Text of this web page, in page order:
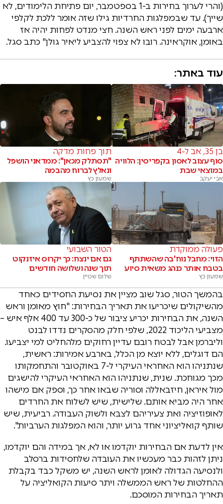
(והרי לערוך בחירות ב-1 בספטמבר, יום פתיחת הלימודים, לא
שייך). עד שבמפלגות החרדיות גילו שזה אומר ללכת לקלפי
ארבעה ימים לפני ראש השנה. חצי מנדט לפחות יהיה אז
באומן, אוקראינה. רובו לא צפוי להצביע ליאיר גולן" כתב סגל.
עוד באתר:
בן 35, אב ל-4
סוף עצוב לאסון בקפריסין: הלוויה
במוצאי שבת
אבי יעקב
תוך פחות מדקה
"תסתלק מכאן": ממדאני הושפל
ונאלץ לברוח מהבמה
שמעון כץ
פעולה ממוקדת
הזוי: מחבל נוח'בה שהשתתף
בטבח אותר כנהג משאית סיוע
שמעון כץ
הטור השבועי
גם אם ינצח: כך יקרוס איזנקוט
תוך שנה ושלושה חודשים
שלום שטיין
בהמשך הטור, סגל שוב מציין את נסיעת החסידים כאחד
מהשיקולים שיכריעו את תאריך הבחירות: "חוץ מאומן וראש
השנה, את הבחירות יכריע ציבור של כ-300 עד 400 אלף איש –
מצביעי הליכוד 2022, שלפי חלק מהסקרים נדדו לבנט
וליברמן אבל לבטח רובם עדיין רחוקים מלהחליט למי יצביעו.
הם דוגלים, ללא יוצא מן הכלל, בארבע אמירות: ראשית,
שנתניהו הוא האחראי העיקרי ל-7 באוקטובר והתחמקותו
מכך מגוחכת. שנית, שנתניהו הוא האחראי העיקרי להישגים
מול איראן, חיזבאללה וסוריה שבאו אחר כך, וספק אם מישהו
אחר היה מביא אותם. שלישית, שיש לשלוח את החרדים
לאופוזיציה ואת צעיריהם לצבא ולשוק העבודה. רביעית, שיש
שותף קואליציוני אחד גרוע יותר, והוא המפלגות הערביות".
אין לדעת אם הבחירות יוקדמו או לא, אך במידה והם יוקדמו,
ניתן לזהות כבר מעכשיו את העובדה שלחסידות ברסלב
ולנסיעה הגדולה לאומן לראש השנה, יש משקל כבד בקבלת
ההחלטות של ראש הממשלה ויתר סיעות הקואליציה על
תאריך הבחירות המוסכם.